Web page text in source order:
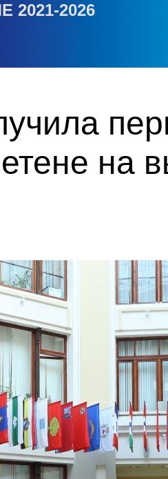
2021-2026
на